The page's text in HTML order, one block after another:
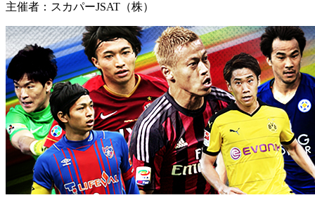
主催者：スカパーJSAT（株）